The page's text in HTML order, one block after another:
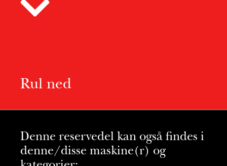
Rul ned
Denne reservedel kan også findes i
denne/disse maskine(r) og